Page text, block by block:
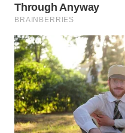
KEPULAUAN
SERIBU
WN
TANGERANG
WN
BINJAI